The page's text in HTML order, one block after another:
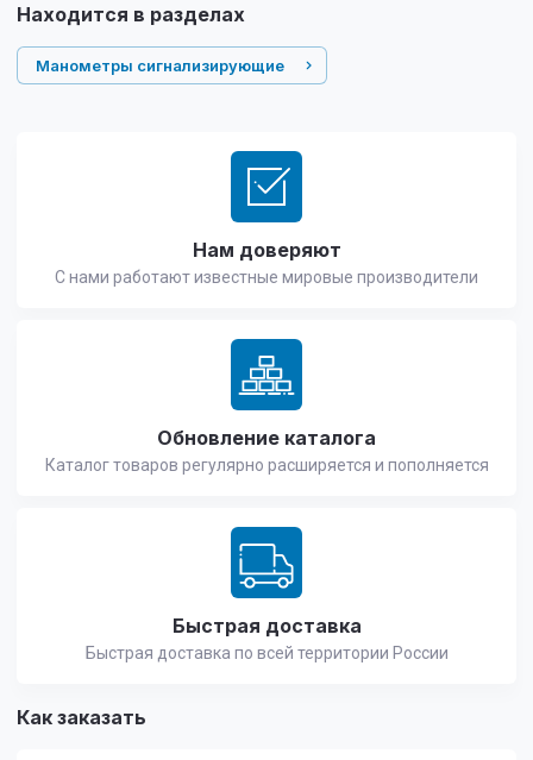
Находится в разделах
Манометры сигнализирующие
Нам доверяют
С нами работают известные мировые производители
Обновление каталога
Каталог товаров регулярно расширяется и пополняется
Быстрая доставка
Быстрая доставка по всей территории России
Как заказать